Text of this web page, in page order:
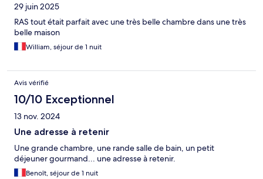
29 juin 2025
RAS tout était parfait avec une très belle chambre dans une très
belle maison
William, séjour de 1 nuit
Avis vérifié
10/10 Exceptionnel
13 nov. 2024
Une adresse à retenir
Une grande chambre, une rande salle de bain, un petit
déjeuner gourmand... une adresse à retenir.
Benoît, séjour de 1 nuit